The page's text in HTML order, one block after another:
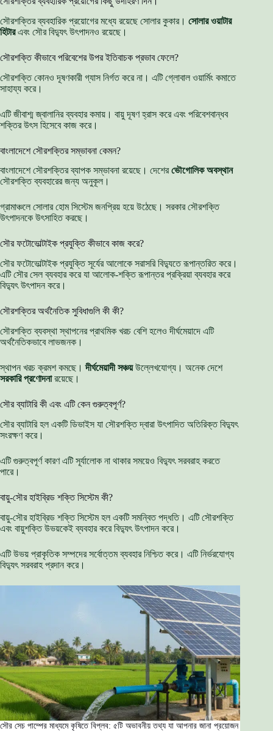
সৌরশক্তির ব্যবহারিক প্রয়োগের মধ্যে রয়েছে সোলার কুকার। সোলার ওয়াটার
হিটারএবং সৌর বিদ্যুৎ উৎপাদনও রয়েছে।
সৌরশক্তি কীভাবে পরিবেশের উপর ইতিবাচক প্রভাব ফেলে?
সৌরশক্তি কোনও দূষণকারী গ্যাস নির্গত করে না। এটি গ্লোবাল ওয়ার্মিং কমাতে
সাহায্য করে।
এটি জীবাশ্ম জ্বালানির ব্যবহার কমায়। বায়ু দূষণ হ্রাস করে এবং পরিবেশবান্ধব
শক্তির উৎস হিসেবে কাজ করে।
বাংলাদেশে সৌরশক্তির সম্ভাবনা কেমন?
বাংলাদেশে সৌরশক্তির ব্যাপক সম্ভাবনা রয়েছে। দেশেরভৌগোলিক অবস্থান
সৌরশক্তি ব্যবহারের জন্য অনুকূল।
গ্রামাঞ্চলে সোলার হোম সিস্টেম জনপ্রিয় হয়ে উঠেছে। সরকার সৌরশক্তি
উৎপাদনকে উৎসাহিত করছে।
সৌর ফটোভোল্টাইক প্রযুক্তি কীভাবে কাজ করে?
সৌর ফটোভোল্টাইক প্রযুক্তি সূর্যের আলোকে সরাসরি বিদ্যুতে রূপান্তরিত করে।
এটি সৌর সেল ব্যবহার করে যা আলোক-শক্তি রূপান্তর প্রক্রিয়া ব্যবহার করে
বিদ্যুৎ উৎপাদন করে।
সৌরশক্তির অর্থনৈতিক সুবিধাগুলি কী কী?
সৌরশক্তি ব্যবস্থা স্থাপনের প্রাথমিক খরচ বেশি হলেও দীর্ঘমেয়াদে এটি
অর্থনৈতিকভাবে লাভজনক।
স্থাপন খরচ ক্রমশ কমছে।দীর্ঘমেয়াদী সঞ্চয়উল্লেখযোগ্য। অনেক দেশে
সরকারি প্রণোদনারয়েছে।
সৌর ব্যাটারি কী এবং এটি কেন গুরুত্বপূর্ণ?
সৌর ব্যাটারি হল একটি ডিভাইস যা সৌরশক্তি দ্বারা উৎপাদিত অতিরিক্ত বিদ্যুৎ
সংরক্ষণ করে।
এটি গুরুত্বপূর্ণ কারণ এটি সূর্যালোক না থাকার সময়েও বিদ্যুৎ সরবরাহ করতে
পারে।
বায়ু-সৌর হাইব্রিড শক্তি সিস্টেম কী?
বায়ু-সৌর হাইব্রিড শক্তি সিস্টেম হল একটি সমন্বিত পদ্ধতি। এটি সৌরশক্তি
এবং বায়ুশক্তি উভয়কেই ব্যবহার করে বিদ্যুৎ উৎপাদন করে।
এটি উভয় প্রাকৃতিক সম্পদের সর্বোত্তম ব্যবহার নিশ্চিত করে। এটি নির্ভরযোগ্য
বিদ্যুৎ সরবরাহ প্রদান করে।
সৌর সেচ পাম্পের মাধ্যমে কৃষিতে বিপ্লব: ৫টি অভাবনীয় তথ্য যা আপনার জানা প্রয়োজন